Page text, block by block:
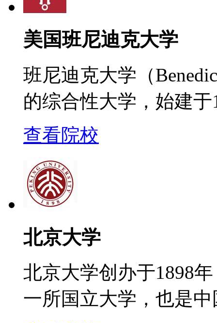
美国班尼迪克大学
班尼迪克大学（
的综合性大学，始建
查看院校
北京大学
北京大学创办于1898
一所国立大学，也是